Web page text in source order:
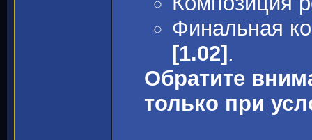
Финальная
[1.02].
Обратите
только при